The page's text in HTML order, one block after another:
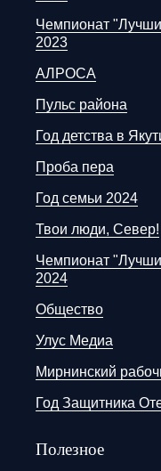
Чемпионат
2023
АЛРОСА
Пульс района
Год детства в
Проба пера
Год семьи 2024
Твои люди, Север!
Чемпионат
2024
Общество
Улус Медиа
Мирнинский
Год Защитника
Полезное